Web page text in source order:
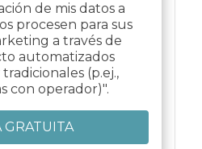
de mis datos a
procesen para sus
a través de
automatizados
tradicionales (p.ej.,
con operador)".